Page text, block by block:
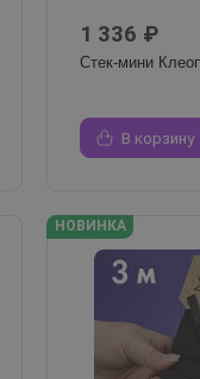
1 336 ₽
Стек-мини
В корзину
НОВИНКА